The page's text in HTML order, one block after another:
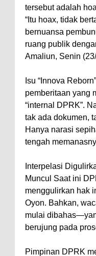
tersebut adalah
“Itu hoax, tidak
bernuansa
ruang publik
Amaliun, Senin
Isu “Innova
pemberitaan yang
“internal DPRK”.
tak ada dokumen,
Hanya narasi
tengah
Interpelasi
Muncul Saat ini
menggulirkan hak
Oyon. Bahkan,
mulai
berujung pada
Pimpinan DPRK